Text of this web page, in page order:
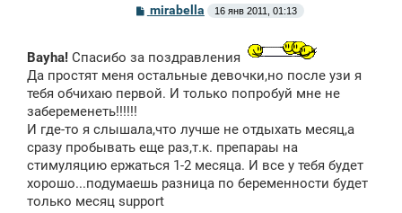
С
о
щ
е
н
и
mirabella 16 янв 2011, 01:13
Bayha! Спасибо за поздравления
Да простят меня остальные девочки,но после узи я
тебя обчихаю первой. И только попробуй мне не
забеременеть!!!!!!
И где-то я слышала,что лучше не отдыхать месяц,а
сразу пробывать еще раз,т.к. препараы на
стимуляцию ержаться 1-2 месяца. И все у тебя будет
хорошо...подумаешь разница по беременности будет
только месяц support